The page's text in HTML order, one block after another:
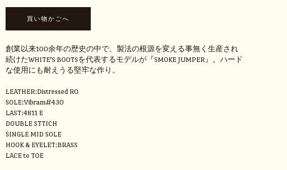
創業以来100余年の歴史の中で、製法の根源を変える事無く生産され
続けたWHITE'S BOOTSを代表するモデルが『SMOKE JUMPER』。ハード
な使用にも耐えうる堅牢な作り。
LEATHER:Distressed RO
SOLE:Vibram#430
LAST:4811 E
DOUBLE STTICH
SINGLE MID SOLE
HOOK & EYELET:BRASS
LACE to TOE